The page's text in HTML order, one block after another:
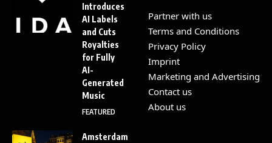
Introduces
AI Labels
and Cuts
Royalties
for Fully
AI-
Generated
Music
FEATURED
Amsterdam
Partner with us
Terms and Conditions
Privacy Policy
Imprint
Marketing and Advertising
Contact us
About us